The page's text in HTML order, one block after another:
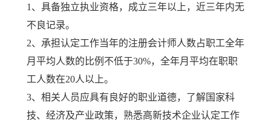
1、具备独立执业资格，成立三年以上，近三年内无
不良记录。
2、承担认定工作当年的注册会计师人数占职工全年
月平均人数的比例不低于30%，全年月平均在职职
工人数在20人以上。
3、相关人员应具有良好的职业道德，了解国家科
技、经济及产业政策，熟悉高新技术企业认定工作